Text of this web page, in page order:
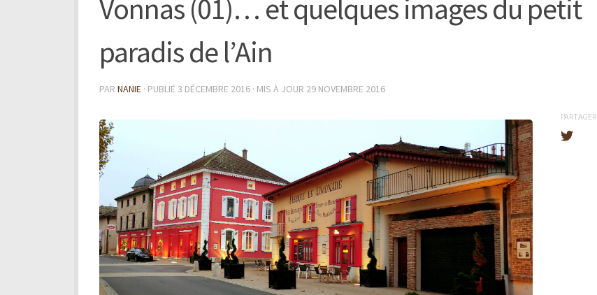
Vonnas (01)… et quelques images du petit
paradis de l’Ain
PAR NANIE · PUBLIÉ 3 DÉCEMBRE 2016 · MIS À JOUR 29 NOVEMBRE 2016
PARTAGER